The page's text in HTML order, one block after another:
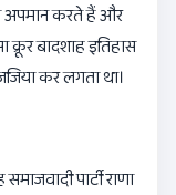
अपमान करते हैं और
बादशाह इतिहास
कर लगता था।
पार्टी राणा